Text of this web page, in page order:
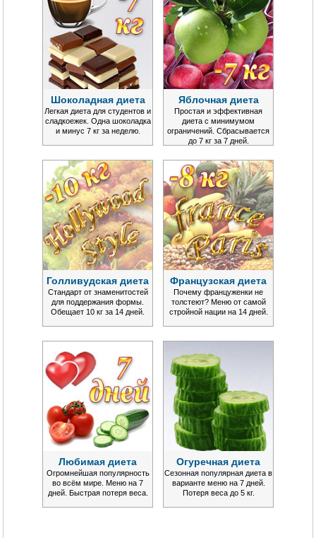
Шоколадная диета
Легкая диета для студентов и
сладкоежек. Одна шоколадка
и минус 7 кг за неделю.
Яблочная диета
Простая и эффективная
диета с минимумом
ограничений. Сбрасывается
до 7 кг за 7 дней.
Голливудская диета
Стандарт от знаменитостей
для поддержания формы.
Обещает 10 кг за 14 дней.
Французская диета
Почему француженки не
толстеют? Меню от самой
стройной нации на 14 дней.
Любимая диета
Огромнейшая популярность
во всём мире. Меню на 7
дней. Быстрая потеря веса.
Огуречная диета
Сезонная популярная диета в
варианте меню на 7 дней.
Потеря веса до 5 кг.